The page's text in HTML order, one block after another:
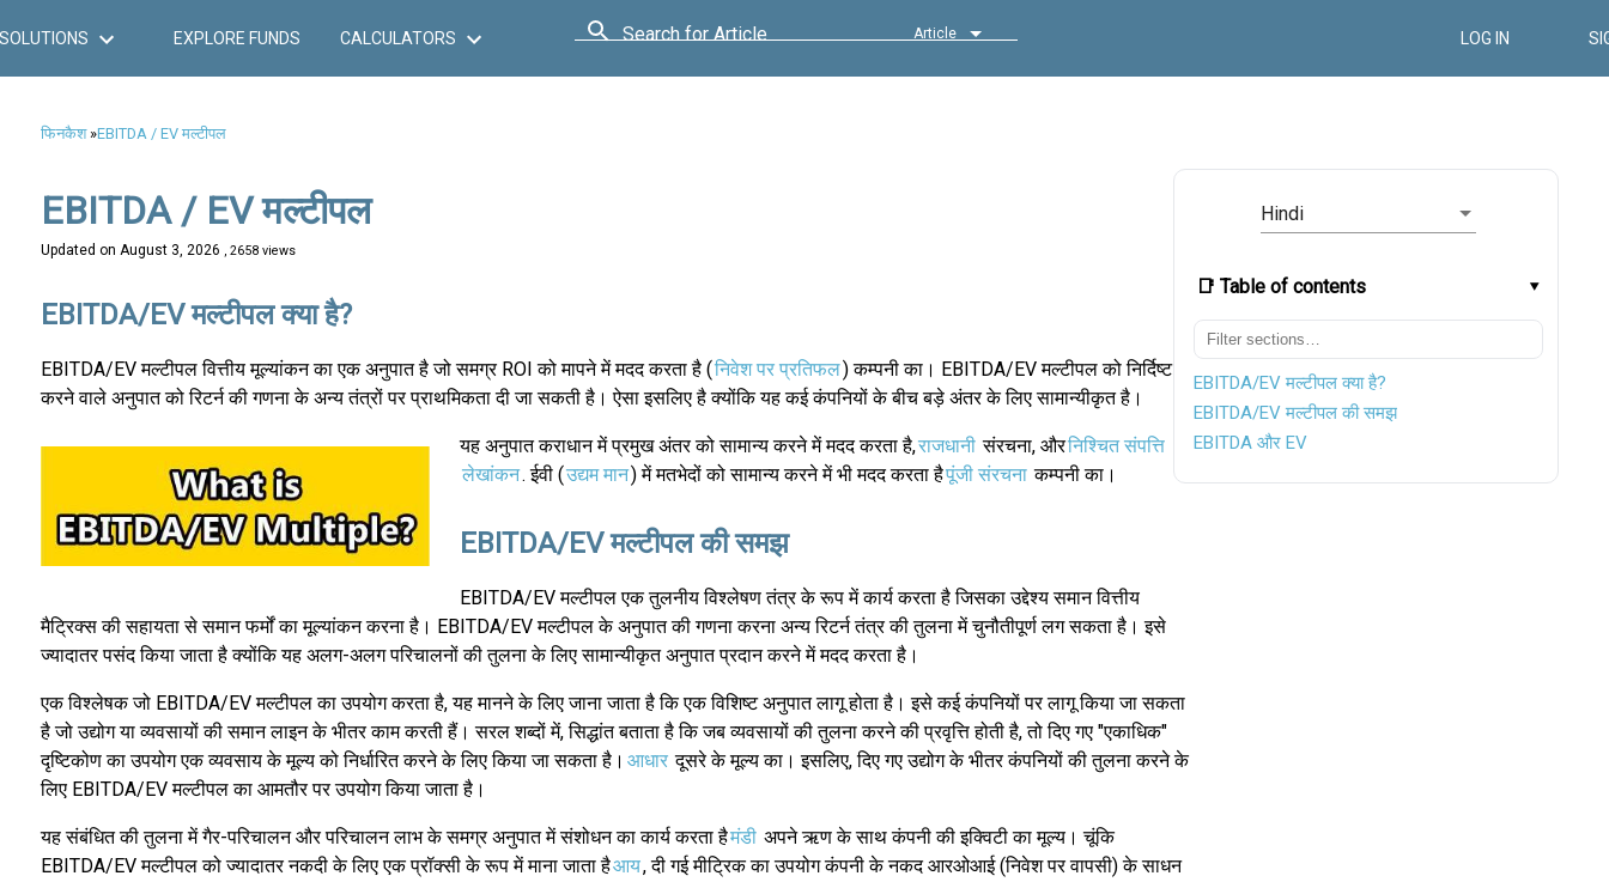
SOLUTIONS EXPLORE FUNDS CALCULATORS Search for Article Article LOG IN
फिनकैश»EBITDA / EV मल्टीपल
Hindi
📑 Table of contents
EBITDA/EV मल्टीपल क्या है?
EBITDA/EV मल्टीपल की समझ
EBITDA और EV
EBITDA / EV मल्टीपल
Updated on August 3, 2026 , 2658 views
EBITDA/EV मल्टीपल क्या है?
EBITDA/EV मल्टीपल वित्तीय मूल्यांकन का एक अनुपात है जो समग्र ROI को मापने में मदद करता है (निवेश पर प्रतिफल) कम्पनी का। EBITDA/EV मल्टीपल को निर्दिष्ट
करने वाले अनुपात को रिटर्न की गणना के अन्य तंत्रों पर प्राथमिकता दी जा सकती है। ऐसा इसलिए है क्योंकि यह कई कंपनियों के बीच बड़े अंतर के लिए सामान्यीकृत है।
यह अनुपात कराधान में प्रमुख अंतर को सामान्य करने में मदद करता है,राजधानी संरचना, औरनिश्चित संपत्ति
लेखांकन. ईवी (उद्यम मान) में मतभेदों को सामान्य करने में भी मदद करता हैपूंजी संरचना कम्पनी का।
EBITDA/EV मल्टीपल की समझ
EBITDA/EV मल्टीपल एक तुलनीय विश्लेषण तंत्र के रूप में कार्य करता है जिसका उद्देश्य समान वित्तीय
मैट्रिक्स की सहायता से समान फर्मों का मूल्यांकन करना है। EBITDA/EV मल्टीपल के अनुपात की गणना करना अन्य रिटर्न तंत्र की तुलना में चुनौतीपूर्ण लग सकता है। इसे
ज्यादातर पसंद किया जाता है क्योंकि यह अलग-अलग परिचालनों की तुलना के लिए सामान्यीकृत अनुपात प्रदान करने में मदद करता है।
एक विश्लेषक जो EBITDA/EV मल्टीपल का उपयोग करता है, यह मानने के लिए जाना जाता है कि एक विशिष्ट अनुपात लागू होता है। इसे कई कंपनियों पर लागू किया जा सकता
है जो उद्योग या व्यवसायों की समान लाइन के भीतर काम करती हैं। सरल शब्दों में, सिद्धांत बताता है कि जब व्यवसायों की तुलना करने की प्रवृत्ति होती है, तो दिए गए "एकाधिक"
दृष्टिकोण का उपयोग एक व्यवसाय के मूल्य को निर्धारित करने के लिए किया जा सकता है। आधार दूसरे के मूल्य का। इसलिए, दिए गए उद्योग के भीतर कंपनियों की तुलना करने के
लिए EBITDA/EV मल्टीपल का आमतौर पर उपयोग किया जाता है।
यह संबंधित की तुलना में गैर-परिचालन और परिचालन लाभ के समग्र अनुपात में संशोधन का कार्य करता हैमंडी अपने ऋण के साथ कंपनी की इक्विटी का मूल्य। चूंकि
EBITDA/EV मल्टीपल को ज्यादातर नकदी के लिए एक प्रॉक्सी के रूप में माना जाता हैआय, दी गई मीट्रिक का उपयोग कंपनी के नकद आरओआई (निवेश पर वापसी) के साधन